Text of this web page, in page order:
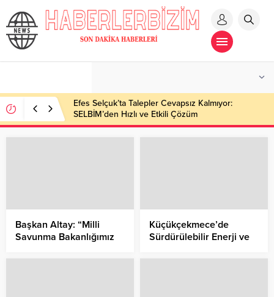
Efes Selçuk’ta Talepler Cevapsız Kalmıyor:
SELBİM’den Hızlı ve Etkili Çözüm
Başkan Altay: “Milli
Savunma Bakanlığımız
Küçükçekmece’de
Sürdürülebilir Enerji ve